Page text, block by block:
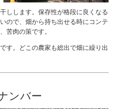
しします。保存性が格段に良くなる
ので、畑から持ち出せる時にコンテ
苦肉の策です。
す。どこの農家も総出で畑に繰り出
ンバー